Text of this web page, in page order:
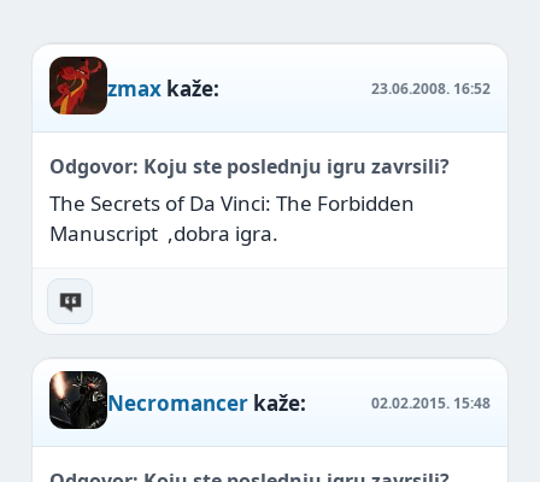
zmax kaže: 23.06.2008. 16:52
Odgovor: Koju ste poslednju igru zavrsili?
The Secrets of Da Vinci: The Forbidden
Manuscript ,dobra igra.
Necromancer kaže: 02.02.2015. 15:48